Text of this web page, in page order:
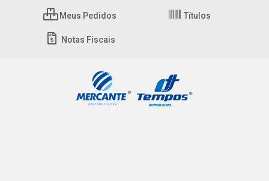
Meus Pedidos Títulos
Notas Fiscais